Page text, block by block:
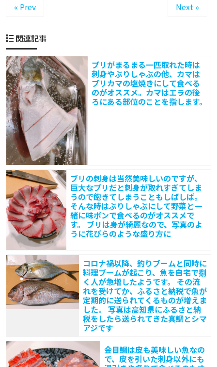
ア
が
釣
れ
た
時
に
オ
ス
ス
メ
の
料
理
方
法
は
南
蛮
漬
す。
じ
« Prev Next »
関連記事
ブリがまるまる一匹取れた時は
刺身やぶりしゃぶの他、カマは
ブリカマの塩焼きにして食べる
のがオススメ。カマはエラの後
ろにある部位のことを指します。
ブリの刺身は当然美味しいのですが、
巨大なブリだと刺身が取れすぎてしま
うので飽きてしまうこともしばしば。
そんな時はぶりしゃぶにして野菜と一
緒に味ポンで食べるのがオススメで
す。 ブリは身が綺麗なので、写真のよ
うに花びらのような盛り方に
コロナ禍以降、釣りブームと同時に
料理ブームが起こり、魚を自宅で捌
く人が急増したようです。 その流
れを受けてか、ふるさと納税で魚が
定期的に送られてくるものが増えま
した。 写真は高知県にふるさと納
税をしたら送られてきた真鯛とシマ
アジです
金目鯛は皮も美味しい魚なの
で、皮を引いた刺身以外にも